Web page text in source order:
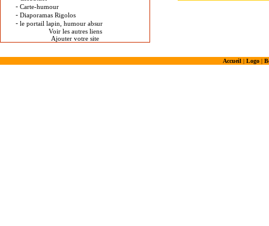
- Carte-humour
- Diaporamas Rigolos
- le portail lapin, humour absur
Voir les autres liens
Ajouter votre site
Accueil| Logo|